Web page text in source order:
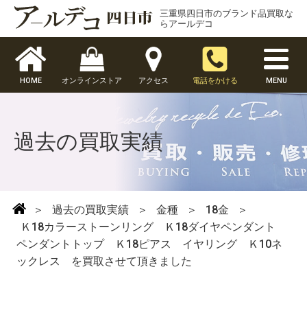
三重県四日市のブランド品買取な
らアールデコ
HOME オンラインストア アクセス 電話をかける MENU
過去の買取実績
＞ 過去の買取実績 ＞ 金種 ＞ 18金
＞
Ｋ18カラーストーンリング Ｋ18ダイヤペンダント
ペンダントトップ Ｋ18ピアス イヤリング Ｋ10ネ
ックレス を買取させて頂きました